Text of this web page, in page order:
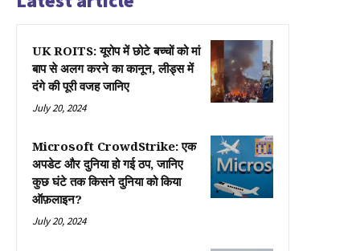
UK ROITS: यूरोप में छोटे बच्चों को मां
बाप से अलग करने का कानून, लीड्स में
दंगे की पूरी वजह जानिए
July 20, 2024
Microsoft CrowdStrike: एक
अपडेट और दुनिया हो गई ठप, जानिए
कुछ घंटे तक किसने दुनिया को किया
ऑफ़लाइन?
July 20, 2024